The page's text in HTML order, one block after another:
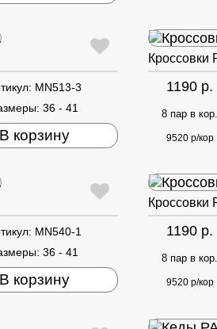
MN513-3
36 - 41
В корзину
1190 р.
8 пар в кор.
9520 р/кор
MN540-1
36 - 41
В корзину
1190 р.
8 пар в кор.
9520 р/кор